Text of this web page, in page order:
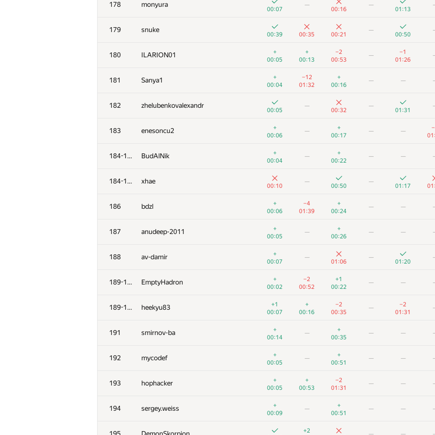
178 monyura
00:07
—
00:16
—
01:13
179 snuke
00:39 00:35 00:21
—
00:50
180 ILARION01
+
00:05
+
00:13
−2
00:53
—
−1
01:26
181 Sanya1
+
00:04
−12
01:32
+
00:16
— —
182 zhelubenkovalexandr
00:05
—
00:32
—
01:31
183 enesoncu2
+
00:06
—
+
00:17
— —
184-185 BudAlNik
+
00:04
—
+
00:22
— —
184-185 xhae
00:10
—
00:50
—
01:17
186 bdzl
+
00:06
−4
01:39
+
00:24
— —
187 anudeep-2011
+
00:05
—
+
00:26
— —
188 av-damir
+
00:07
—
01:06
—
01:20
189-190 EmptyHadron
+
00:02
−2
00:52
+1
00:22
— —
189-190 heekyu83
+1
00:07
+
00:16
−2
00:35
—
−2
01:31
191 smirnov-ba
+
00:14
—
+
00:35
— —
192 mycodef
+
00:05
—
+
00:51
— —
193 hophacker
+
00:05
+
00:53
−2
01:31
— —
194 sergey.weiss
+
00:09
—
+
00:51
— —
+2
262 471 180/333 174/ 411 13/57 149/ 233 26/
hanzbrow
00:06
+1
01:17
00:55
00:08
00:28
01:22
153 Antoniuk
00:04
00:15
+2
00:42
—
154 HIR180
00:04
+1
00:45
+2
00:34
01:03
155 Vuong Nguyen
+1
00:06
01:21
+
00:39
—
156 cs6096
00:05
00:43
01:22
157 yutaka1999
00:02
01:28
00:23
158 Marcin Dziadus
00:17
00:32
+
00:51
159 eugene.shevchuk
00:12
01:25
00:29
160 demidenko —
+4